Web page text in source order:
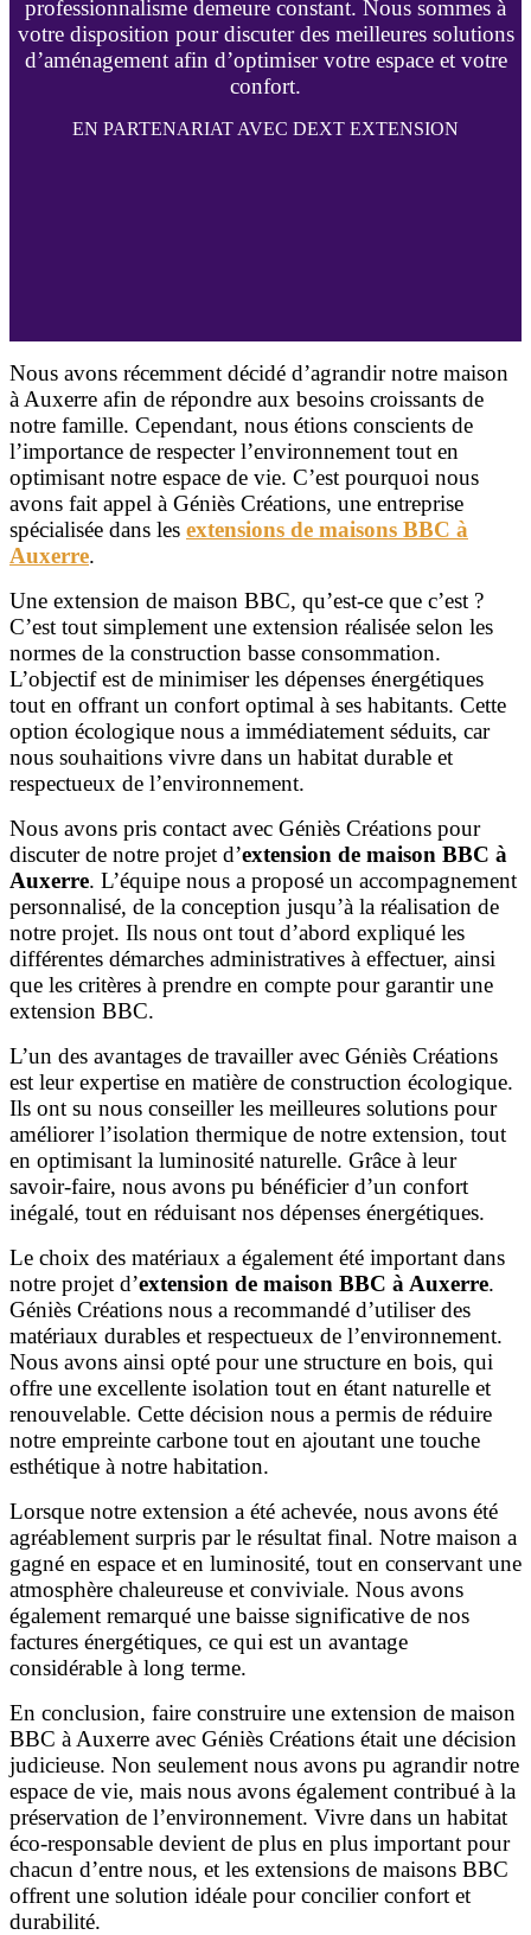
professionnalisme demeure constant. Nous sommes à
votre disposition pour discuter des meilleures solutions
d’aménagement afin d’optimiser votre espace et votre
confort.
EN PARTENARIAT AVEC DEXT EXTENSION
Nous avons récemment décidé d’agrandir notre maison
à Auxerre afin de répondre aux besoins croissants de
notre famille. Cependant, nous étions conscients de
l’importance de respecter l’environnement tout en
optimisant notre espace de vie. C’est pourquoi nous
avons fait appel à Géniès Créations, une entreprise
spécialisée dans les extensions de maisons BBC à
Auxerre.
Une extension de maison BBC, qu’est-ce que c’est ?
C’est tout simplement une extension réalisée selon les
normes de la construction basse consommation.
L’objectif est de minimiser les dépenses énergétiques
tout en offrant un confort optimal à ses habitants. Cette
option écologique nous a immédiatement séduits, car
nous souhaitions vivre dans un habitat durable et
respectueux de l’environnement.
Nous avons pris contact avec Géniès Créations pour
discuter de notre projet d’extension de maison BBC à
Auxerre. L’équipe nous a proposé un accompagnement
personnalisé, de la conception jusqu’à la réalisation de
notre projet. Ils nous ont tout d’abord expliqué les
différentes démarches administratives à effectuer, ainsi
que les critères à prendre en compte pour garantir une
extension BBC.
L’un des avantages de travailler avec Géniès Créations
est leur expertise en matière de construction écologique.
Ils ont su nous conseiller les meilleures solutions pour
améliorer l’isolation thermique de notre extension, tout
en optimisant la luminosité naturelle. Grâce à leur
savoir-faire, nous avons pu bénéficier d’un confort
inégalé, tout en réduisant nos dépenses énergétiques.
Le choix des matériaux a également été important dans
notre projet d’extension de maison BBC à Auxerre.
Géniès Créations nous a recommandé d’utiliser des
matériaux durables et respectueux de l’environnement.
Nous avons ainsi opté pour une structure en bois, qui
offre une excellente isolation tout en étant naturelle et
renouvelable. Cette décision nous a permis de réduire
notre empreinte carbone tout en ajoutant une touche
esthétique à notre habitation.
Lorsque notre extension a été achevée, nous avons été
agréablement surpris par le résultat final. Notre maison a
gagné en espace et en luminosité, tout en conservant une
atmosphère chaleureuse et conviviale. Nous avons
également remarqué une baisse significative de nos
factures énergétiques, ce qui est un avantage
considérable à long terme.
En conclusion, faire construire une extension de maison
BBC à Auxerre avec Géniès Créations était une décision
judicieuse. Non seulement nous avons pu agrandir notre
espace de vie, mais nous avons également contribué à la
préservation de l’environnement. Vivre dans un habitat
éco-responsable devient de plus en plus important pour
chacun d’entre nous, et les extensions de maisons BBC
offrent une solution idéale pour concilier confort et
durabilité.